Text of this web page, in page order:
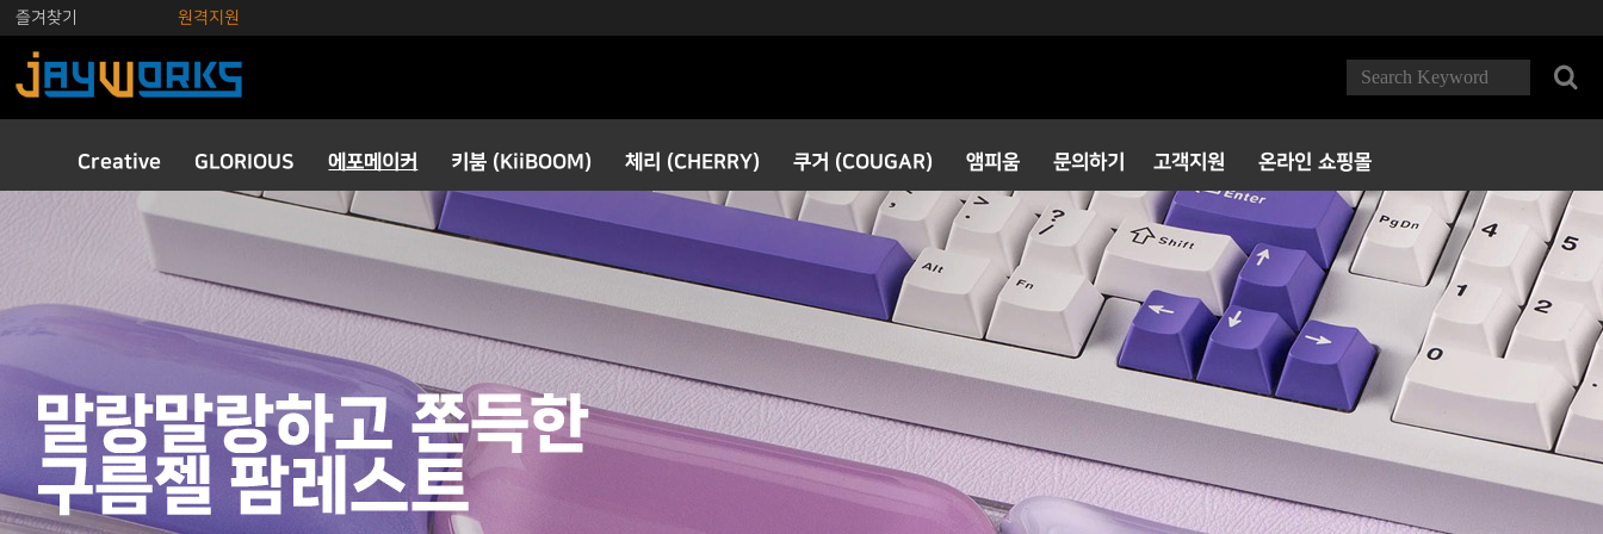
즐겨찾기 원격지원
Creative GLORIOUS 에포메이커
키캡 팜레스트
키붐 (KiiBOOM) 체리 (CHERRY) 쿠거 (COUGAR) 앰피움 문의하기 고객지원 온라인 쇼핑몰